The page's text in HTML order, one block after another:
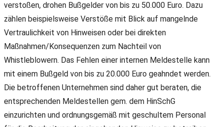
verstoßen, drohen Bußgelder von bis zu 50.000 Euro. Dazu
zählen beispielsweise Verstöße mit Blick auf mangelnde
Vertraulichkeit von Hinweisen oder bei direkten
Maßnahmen/Konsequenzen zum Nachteil von
Whistleblowern. Das Fehlen einer internen Meldestelle kann
mit einem Bußgeld von bis zu 20.000 Euro geahndet werden.
Die betroffenen Unternehmen sind daher gut beraten, die
entsprechenden Meldestellen gem. dem HinSchG
einzurichten und ordnungsgemäß mit geschultem Personal